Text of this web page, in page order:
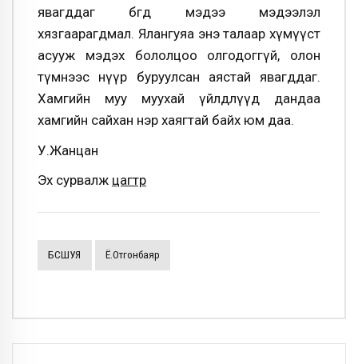
явагддаг бөгөөд мэдээ мэдээлэл
хязгаарагдмал. Ялангуяа энэ талаар хүмүүст
асууж мэдэх бололцоо олгодоггүй, олон
түмнээс нүүр буруулсан аястай явагддаг.
Хамгийн муу муухай үйлдлүүд дандаа
хамгийн сайхан нэр хаягтай байх юм даа.
У.Жанцан
Эх сурвалж цагтөр
БСШУЯ Ё.Отгонбаяр